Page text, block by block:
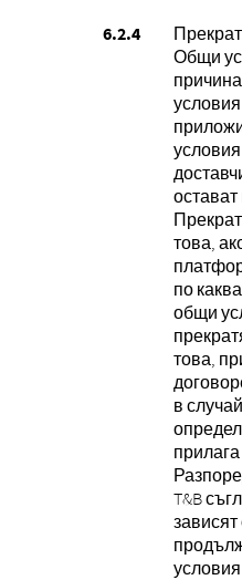
Общи
условия
остават
това,
по
общи
това,
в
прилага
T&B